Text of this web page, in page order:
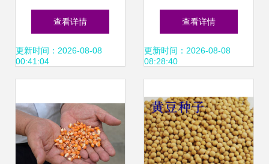
与种子追溯系统的
功能解析
查看详情
更新时间：2026-08-08
00:41:04
质供应 种植要点与
厂家推荐
查看详情
更新时间：2026-08-08
08:28:40